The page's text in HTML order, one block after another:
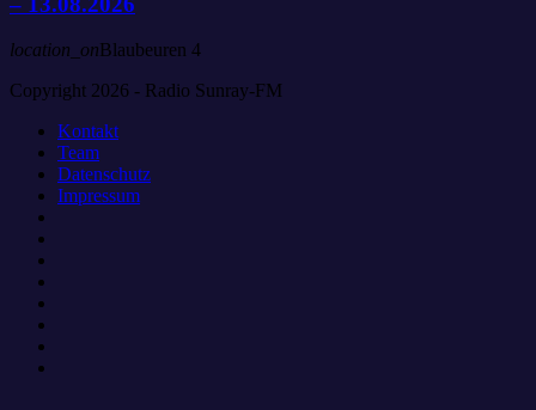
location_onBlaubeuren 4
Copyright 2026 - Radio Sunray-FM
Kontakt
Team
Datenschutz
Impressum